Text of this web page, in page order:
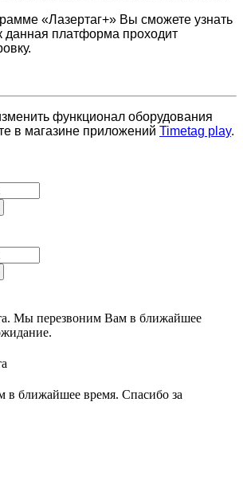
«Лазертаг+» Вы сможете узнать
данная платформа проходит
функционал оборудования
в магазине приложений Timetag play.
Мы перезвоним Вам в ближайшее
ближайшее время. Спасибо за